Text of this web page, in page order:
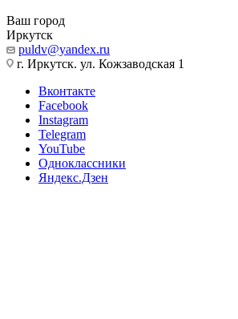
Ваш город
Иркутск
puldv@yandex.ru
г. Иркутск. ул. Кожзаводская 1
Вконтакте
Facebook
Instagram
Telegram
YouTube
Одноклассники
Яндекс.Дзен